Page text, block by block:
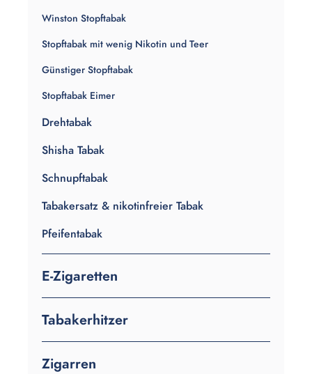
Winston Stopftabak
Stopftabak mit wenig Nikotin und Teer
Günstiger Stopftabak
Stopftabak Eimer
Drehtabak
Shisha Tabak
Schnupftabak
Tabakersatz & nikotinfreier Tabak
Pfeifentabak
E-Zigaretten
Tabakerhitzer
Zigarren